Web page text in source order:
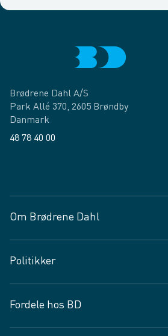
Brødrene Dahl A/S
Park Allé 370, 2605 Brøndby
Danmark
48 78 40 00
Om Brødrene Dahl
Vagttelefon 30 10 89 89
Spørgsmål og svar
Job og karriere
Fødevarekontrolrapport
Politikker
Privatlivspolitik
Cookies
Fordele hos BD